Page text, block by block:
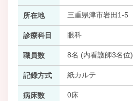
所在地 三重県津市岩田1-5
診療科目 眼科
職員数 8名 (内看護師3名位)
記録方式 紙カルテ
病床数 0床